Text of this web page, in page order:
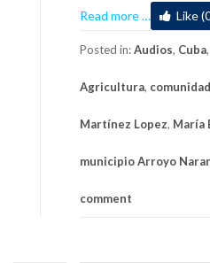
Read more
about
Dos
hermanas,
por
beneficio
la
… Like
Posted in:Audios, Cuba,
Agricultura, comunidad
Martínez Lopez, María
municipio Arroyo
comment